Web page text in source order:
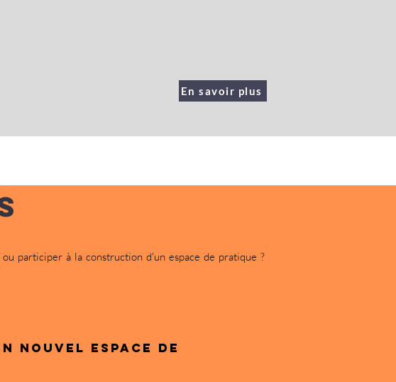
En savoir plus
participer à la construction d'un espace de pratique ?
espace de